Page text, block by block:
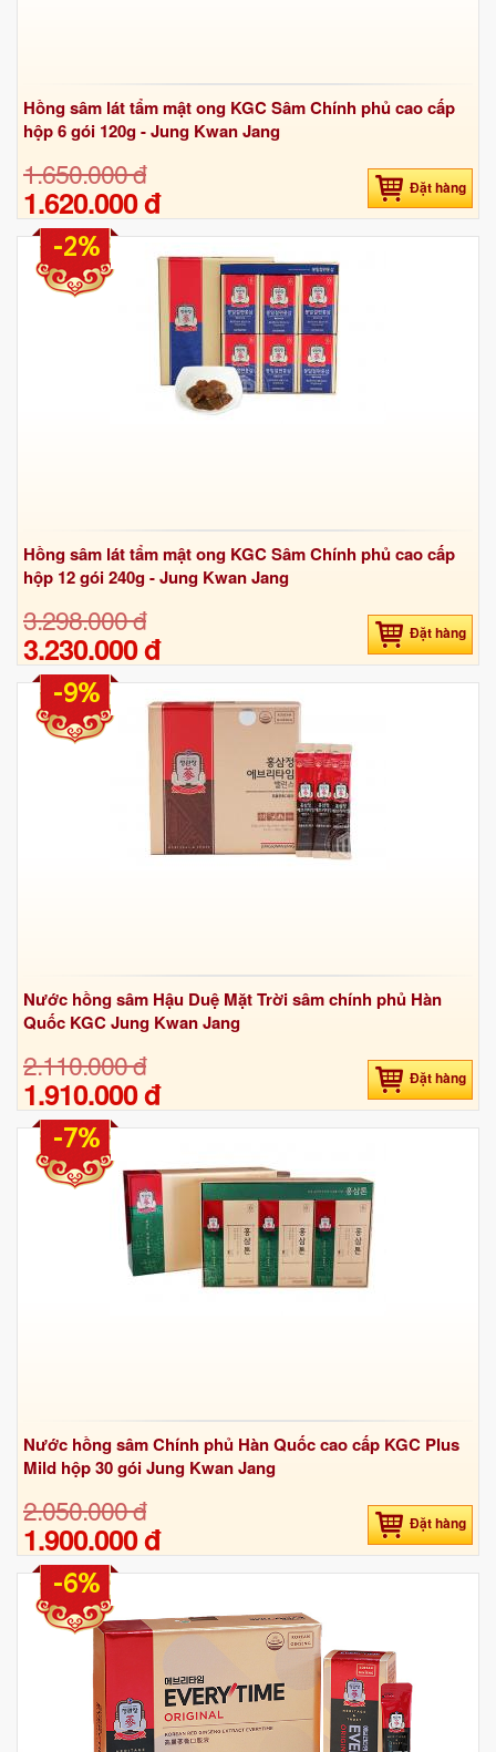
Hồng sâm lát tẩm mật ong KGC Sâm Chính phủ cao cấp
hộp 6 gói 120g - Jung Kwan Jang
1.650.000 đ
1.620.000 đ Đặt hàng
Hồng sâm lát tẩm mật ong KGC Sâm Chính phủ cao cấp
hộp 12 gói 240g - Jung Kwan Jang
3.298.000 đ
3.230.000 đ Đặt hàng
-2%
Nước hồng sâm Hậu Duệ Mặt Trời sâm chính phủ Hàn
Quốc KGC Jung Kwan Jang
2.110.000 đ
1.910.000 đ Đặt hàng
-9%
Nước hồng sâm Chính phủ Hàn Quốc cao cấp KGC Plus
Mild hộp 30 gói Jung Kwan Jang
2.050.000 đ
1.900.000 đ Đặt hàng
-7%
-6%